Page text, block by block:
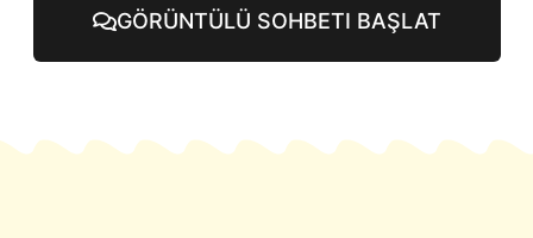
GÖRÜNTÜLÜ SOHBETI BAŞLAT